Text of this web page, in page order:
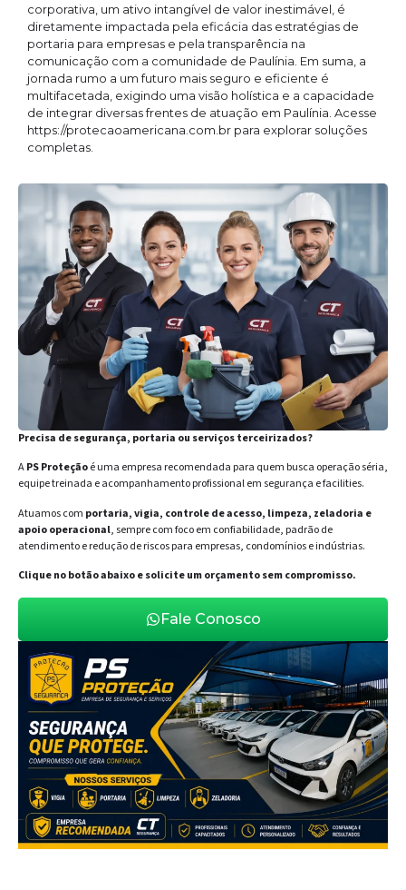
corporativa, um ativo intangível de valor inestimável, é
diretamente impactada pela eficácia das estratégias de
portaria para empresas e pela transparência na
comunicação com a comunidade de Paulínia. Em suma, a
jornada rumo a um futuro mais seguro e eficiente é
multifacetada, exigindo uma visão holística e a capacidade
de integrar diversas frentes de atuação em Paulínia. Acesse
https://protecaoamericana.com.br para explorar soluções
completas.
Precisa de segurança, portaria ou serviços terceirizados?
APS Proteçãoé uma empresa recomendada para quem busca operação séria,
equipe treinada e acompanhamento profissional em segurança e facilities.
Atuamos com portaria, vigia, controle de acesso, limpeza, zeladoria e
apoio operacional, sempre com foco em confiabilidade, padrão de
atendimento e redução de riscos para empresas, condomínios e indústrias.
Clique no botão abaixo e solicite um orçamento sem compromisso.
Fale Conosco